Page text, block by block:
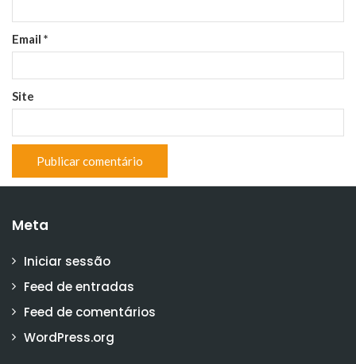
Email *
Site
Meta
Iniciar sessão
Feed de entradas
Feed de comentários
WordPress.org